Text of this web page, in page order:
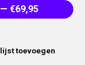
— €69,95
toevoegen